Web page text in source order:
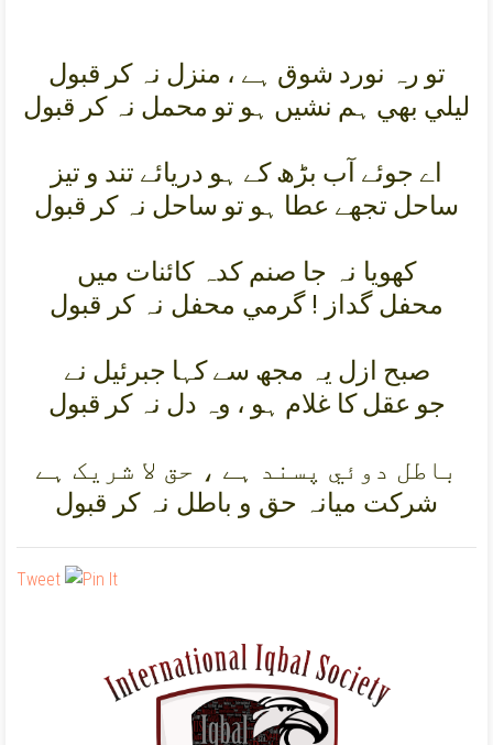
تو رہ نورد شوق ہے ، منزل نہ کر قبول
ليلي بھي ہم نشيں ہو تو محمل نہ کر قبول
اے جوئے آب بڑھ کے ہو دريائے تند و تيز
ساحل تجھے عطا ہو تو ساحل نہ کر قبول
کھويا نہ جا صنم کدہ کائنات ميں
محفل گداز ! گرمي محفل نہ کر قبول
صبح ازل يہ مجھ سے کہا جبرئيل نے
جو عقل کا غلام ہو ، وہ دل نہ کر قبول
باطل دوئي پسند ہے ، حق لا شريک ہے
شرکت ميانہ حق و باطل نہ کر قبول
Tweet